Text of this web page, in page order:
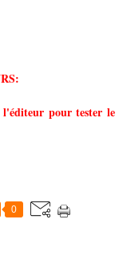
l'éditeur pour tester le
0